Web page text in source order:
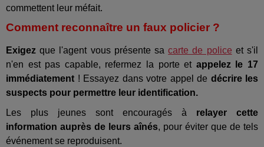
commettent leur méfait.
Comment reconnaître un faux policier ?
Exigez que l'agent vous présente sa carte de police et s'il
n'en est pas capable, refermez la porte et appelez le 17
immédiatement ! Essayez dans votre appel de décrire les
suspects pour permettre leur identification.
Les plus jeunes sont encouragés à relayer cette
information auprès de leurs aînés, pour éviter que de tels
événement se reproduisent.